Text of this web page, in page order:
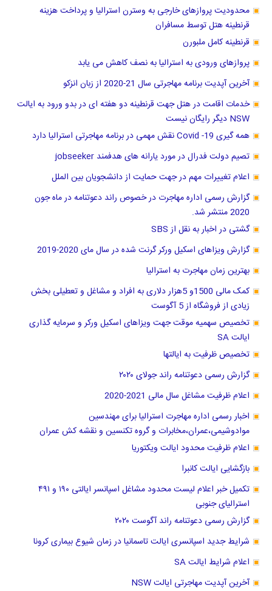
محدودیت پروازهای خارجی به وسترن استرالیا و پرداخت هزینه
قرنطینه هتل توسط مسافران
قرنطینه کامل ملبورن
پروازهای ورودی به استرالیا به نصف کاهش می یابد
آخرین آپدیت برنامه مهاجرتی سال 21-2020 از زبان انزکو
خدمات اقامت در هتل جهت قرنطینه دو هفته ای در بدو ورود به ایالت
NSW دیگر رایگان نیست
همه گیری Covid -19 نقش مهمی در برنامه مهاجرتی استرالیا دارد
تصیم دولت فدرال در مورد یارانه های هدفمند jobseeker
اعلام تغییرات مهم در جهت حمایت از دانشجویان بین الملل
گزارش رسمی اداره مهاجرت در خصوص راند دعوتنامه در ماه جون
2020 منتشر شد.
گشتی در اخبار به نقل از SBS
گزارش ویزاهای اسکیل ورکر گرنت شده در سال مای 2020-2019
بهترین زمان مهاجرت به استرالیا
کمک مالی 1500و 5هزار دلاری به افراد و مشاغل و تعطیلی بخش
زیادی از فروشگاه از 5 آگوست
تخصیص سهمیه موقت جهت ویزاهای اسکیل ورکر و سرمایه گذاری
ایالت SA
تخصیص ظرفیت به ایالتها
گزارش رسمی دعوتنامه راند جولای ۲۰۲۰
اعلام ظرفیت مشاغل سال مالی 2021-2020
اخبار رسمی اداره مهاجرت استرالیا برای مهندسین
موادوشیمی،عمران،مخابرات و گروه تکنسین و نقشه کش عمران
اعلام ظرفیت محدود ایالت ویکتوریا
بازگشایی ایالت کانبرا
تکمیل خبر اعلام لیست محدود مشاغل اسپانسر ایالتی ۱۹۰ و ۴۹۱
استرالیای جنوبی
گزارش رسمی دعوتنامه راند آگوست ۲۰۲۰
شرایط جدید اسپانسری ایالت تاسمانیا در زمان شیوع بیماری کرونا
اعلام شرایط ایالت SA
آخرین آپدیت مهاجرتی ایالت NSW